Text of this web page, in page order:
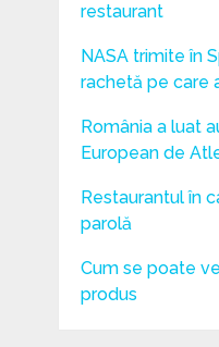
restaurant
NASA trimite în
rachetă pe care
România a luat
European de
Restaurantul în
parolă
Cum se poate
produs